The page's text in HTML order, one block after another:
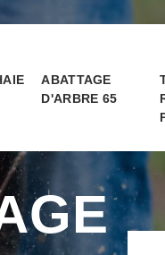
ABATTAGE
D'ARBRE 65